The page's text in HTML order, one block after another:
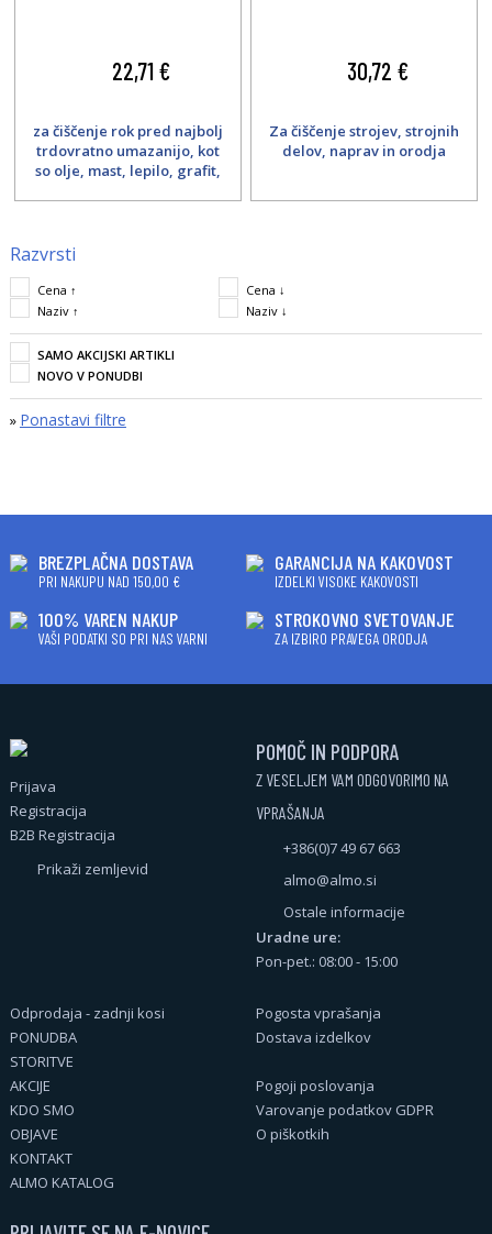
22,71 €
za čiščenje rok pred najbolj
trdovratno umazanijo, kot
so olje, mast, lepilo, grafit,
30,72 €
Za čiščenje strojev, strojnih
delov, naprav in orodja
Razvrsti
Cena ↑
Cena ↓
Naziv ↑
Naziv ↓
SAMO AKCIJSKI ARTIKLI
NOVO V PONUDBI
» Ponastavi filtre
BREZPLAČNA DOSTAVA
PRI NAKUPU NAD 150,00 €
GARANCIJA NA KAKOVOST
IZDELKI VISOKE KAKOVOSTI
100% VAREN NAKUP
VAŠI PODATKI SO PRI NAS VARNI
STROKOVNO SVETOVANJE
ZA IZBIRO PRAVEGA ORODJA
Prijava
Registracija
B2B Registracija
Prikaži zemljevid
POMOČ IN PODPORA
Z VESELJEM VAM ODGOVORIMO NA
VPRAŠANJA
+386(0)7 49 67 663
almo@almo.si
Ostale informacije
Uradne ure:
Pon-pet.: 08:00 - 15:00
Odprodaja - zadnji kosi
PONUDBA
STORITVE
AKCIJE
KDO SMO
OBJAVE
KONTAKT
ALMO KATALOG
Pogosta vprašanja
Dostava izdelkov
Pogoji poslovanja
Varovanje podatkov GDPR
O piškotkih